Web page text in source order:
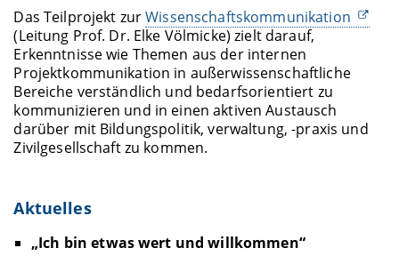
Das Teilprojekt zurWissenschaftskommunikation
(Leitung Prof. Dr. Elke Völmicke) zielt darauf,
Erkenntnisse wie Themen aus der internen
Projektkommunikation in außerwissenschaftliche
Bereiche verständlich und bedarfsorientiert zu
kommunizieren und in einen aktiven Austausch
darüber mit Bildungspolitik, verwaltung, -praxis und
Zivilgesellschaft zu kommen.
Aktuelles
„Ich bin etwas wert und willkommen“